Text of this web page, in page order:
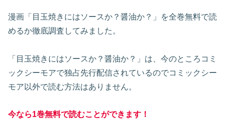
漫画「目玉焼きにはソースか？醤油か？」を全巻無料で読
めるか徹底調査してみました。
「目玉焼きにはソースか？醤油か？」は、今のところコミ
ックシーモアで独占先行配信されているのでコミックシー
モア以外で読む方法はありません。
今なら1巻無料で読むことができます！